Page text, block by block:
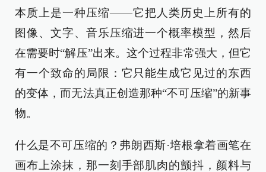
本质上是一种压缩——它把人类历史上所有的
图像、文字、音乐压缩进一个概率模型，然后
在需要时“解压”出来。这个过程非常强大，但它
有一个致命的局限：它只能生成它见过的东西
的变体，而无法真正创造那种“不可压缩”的新事
物。
什么是不可压缩的？弗朗西斯·培根拿着画笔在
画布上涂抹，那一刻手部肌肉的颤抖，颜料与